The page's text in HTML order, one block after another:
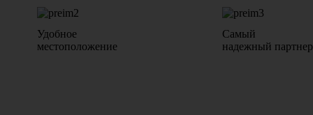
Удобное
местоположение
Самый
надежный партнер